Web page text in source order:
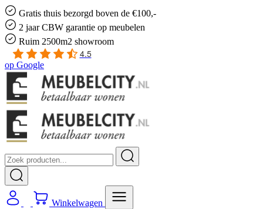
Gratis thuis bezorgd boven de €100,-
2 jaar CBW garantie op meubelen
Ruim 2500m2 showroom
4.5
op Google
Winkelwagen